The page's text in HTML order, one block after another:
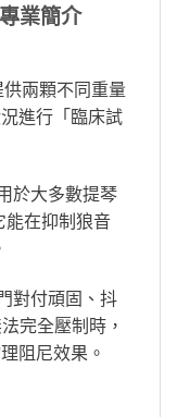
業簡介
兩顆不同重量
進行「臨床試
於大多數提琴
能在抑制狼音
對付頑固、抖
完全壓制時，
阻尼效果。